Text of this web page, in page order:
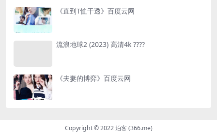
《直到T恤干透》百度云网
流浪地球2 (2023) 高清4k ????
《夫妻的博弈》百度云网
Copyright © 2022 泊客 (366.me)